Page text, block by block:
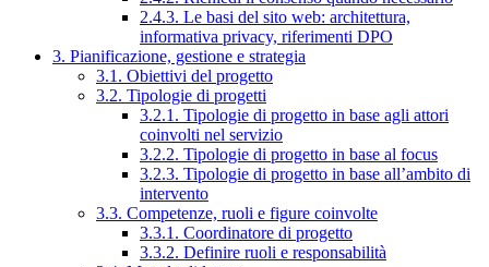
2.4.3. Le basi del sito web: architettura,
informativa privacy, riferimenti DPO
3. Pianificazione, gestione e strategia
3.1. Obiettivi del progetto
3.2. Tipologie di progetti
3.2.1. Tipologie di progetto in base agli attori
coinvolti nel servizio
3.2.2. Tipologie di progetto in base al focus
3.2.3. Tipologie di progetto in base all’ambito di
intervento
3.3. Competenze, ruoli e figure coinvolte
3.3.1. Coordinatore di progetto
3.3.2. Definire ruoli e responsabilità